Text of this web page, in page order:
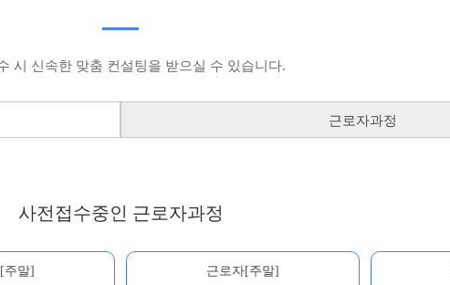
시 신속한 맞춤 컨설팅을 받으실 수 있습니다.
근로자과정
사전접수중인 근로자과정
주말] 근로자[주말]